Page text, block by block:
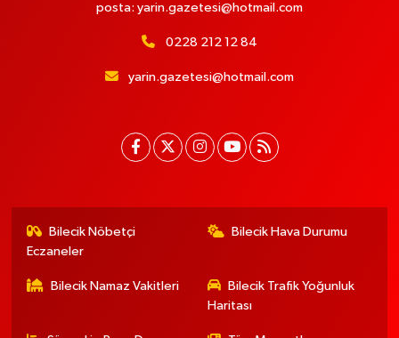
posta: yarin.gazetesi@hotmail.com
0228 212 12 84
yarin.gazetesi@hotmail.com
Bilecik Nöbetçi
Eczaneler
Bilecik Hava Durumu
Bilecik Namaz Vakitleri
Bilecik Trafik Yoğunluk
Haritası